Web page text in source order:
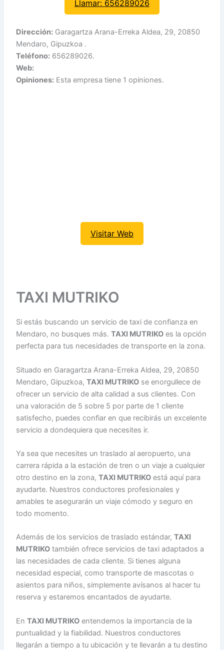
Llamar: 656289026
Dirección: Garagartza Arana-Erreka Aldea, 29, 20850
Mendaro, Gipuzkoa .
Teléfono: 656289026.
Web:
Opiniones: Esta empresa tiene 1 opiniones.
Visitar Web
TAXI MUTRIKO
Si estás buscando un servicio de taxi de confianza en
Mendaro, no busques más.TAXI MUTRIKO es la opción
perfecta para tus necesidades de transporte en la zona.
Situado en Garagartza Arana-Erreka Aldea, 29, 20850
Mendaro, Gipuzkoa,TAXI MUTRIKO se enorgullece de
ofrecer un servicio de alta calidad a sus clientes. Con
una valoración de 5 sobre 5 por parte de 1 cliente
satisfecho, puedes confiar en que recibirás un excelente
servicio a dondequiera que necesites ir.
Ya sea que necesites un traslado al aeropuerto, una
carrera rápida a la estación de tren o un viaje a cualquier
otro destino en la zona,TAXI MUTRIKO está aquí para
ayudarte. Nuestros conductores profesionales y
amables te asegurarán un viaje cómodo y seguro en
todo momento.
Además de los servicios de traslado estándar,TAXI
MUTRIKO también ofrece servicios de taxi adaptados a
las necesidades de cada cliente. Si tienes alguna
necesidad especial, como transporte de mascotas o
asientos para niños, simplemente avísanos al hacer tu
reserva y estaremos encantados de ayudarte.
EnTAXI MUTRIKO entendemos la importancia de la
puntualidad y la fiabilidad. Nuestros conductores
llegarán a tiempo a tu ubicación y te llevarán a tu destino